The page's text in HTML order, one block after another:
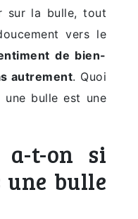
sur la bulle, tout
vers le
de bien-
autrement. Quoi
une bulle est une
a-t-on si
une bulle